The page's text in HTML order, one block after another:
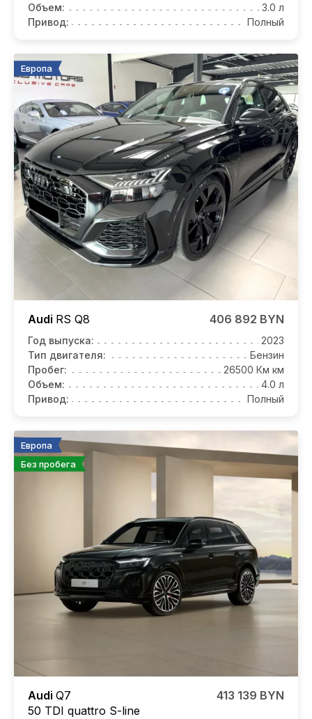
Объем:
3.0 л
Привод:
Полный
Европа
Audi RS Q8 406 892 BYN
Год выпуска:
2023
Тип двигателя:
Бензин
Пробег:
26500 Км км
Объем:
4.0 л
Привод:
Полный
Европа
Без пробега
Audi Q7
50 TDI quattro S-line
413 139 BYN